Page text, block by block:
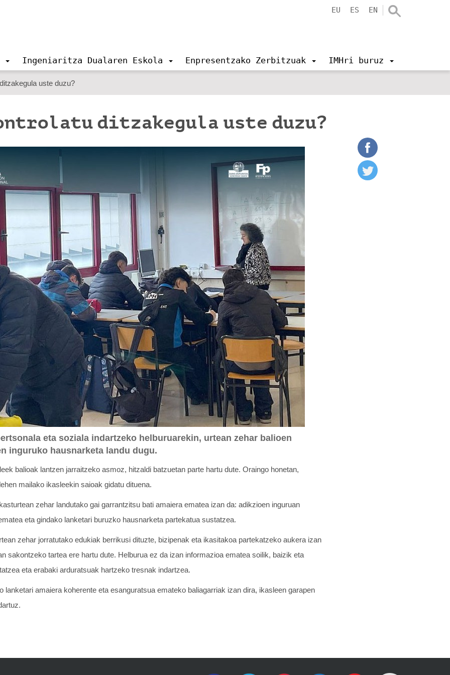
EU ES EN
Ingeniaritza Dualaren Eskola Enpresentzako Zerbitzuak IMHri buruz
uste duzu?
ditzakegula uste duzu?
eta soziala indartzeko helburuarekin, urtean zehar balioen
inguruko hausnarketa landu dugu.
balioak lantzen jarraitzeko asmoz, hitzaldi batzuetan parte hartu dute. Oraingo honetan,
mailako ikasleekin saioak gidatu dituena.
zehar landutako gai garrantzitsu bati amaiera ematea izan da: adikzioen inguruan
eta gindako lanketari buruzko hausnarketa partekatua sustatzea.
zehar jorratutako edukiak berrikusi dituzte, bizipenak eta ikasitakoa partekatzeko aukera izan
sakontzeko tartea ere hartu dute. Helburua ez da izan informazioa ematea soilik, baizik eta
eta erabaki arduratsuak hartzeko tresnak indartzea.
lanketari amaiera koherente eta esanguratsua emateko baliagarriak izan dira, ikasleen garapen